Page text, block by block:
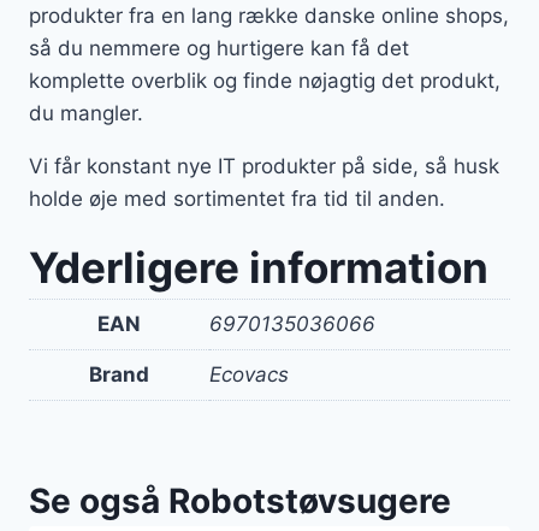
produkter fra en lang række danske online shops,
så du nemmere og hurtigere kan få det
komplette overblik og finde nøjagtig det produkt,
du mangler.
Vi får konstant nye IT produkter på side, så husk
holde øje med sortimentet fra tid til anden.
Yderligere information
EAN 6970135036066
Brand Ecovacs
Se også Robotstøvsugere